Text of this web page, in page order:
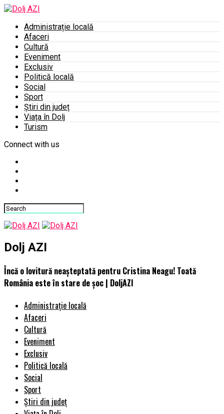
Administrație locală
Afaceri
Cultură
Eveniment
Exclusiv
Politică locală
Social
Sport
Știri din județ
Viața în Dolj
Turism
Connect with us
Dolj AZI
Încă o lovitură neașteptată pentru Cristina Neagu! Toată
România este în stare de șoc | DoljAZI
Administrație locală
Afaceri
Cultură
Eveniment
Exclusiv
Politică locală
Social
Sport
Știri din județ